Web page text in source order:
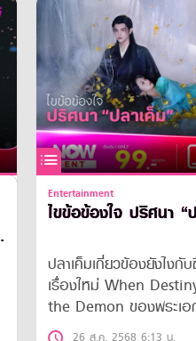
Entertainment
ไขข้อข้องใจ ปริศนา “
ปลาเค็มเกี่ยวข้องยังไงกั
เรื่องใหม่ When
the Demon ของพระเ
ฮอต เฉินเฟยอวี่ หาคำตอบ
26 ส.ค. 2568 6:13 น.